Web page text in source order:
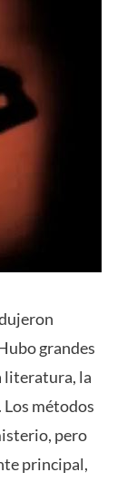
grandes
literatura, la
. Los métodos
pero
principal,